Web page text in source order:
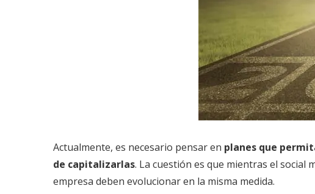
Actualmente, es necesario pensar en planes que
de capitalizarlas. La cuestión es que mientras el social
empresa deben evolucionar en la misma medida.